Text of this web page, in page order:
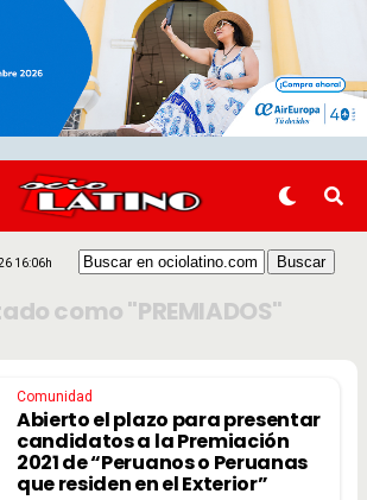
16:06h
como "PREMIADOS"
Comunidad
Abierto el plazo para presentar
candidatos a la Premiación
2021 de “Peruanos o Peruanas
que residen en el Exterior”